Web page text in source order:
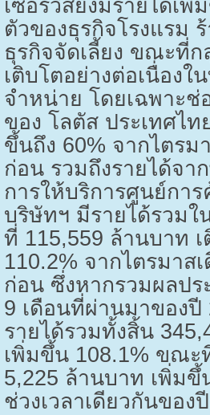
เซอร์วิสยังมีรายได้เ
ตัวของธุรกิจโรงแรม
ธุรกิจจัดเลี้ยง ขณะที่
เติบโตอย่างต่อเนื่องใ
จำหน่าย โดยเฉพาะช่
ของ โลตัส ประเทศไท
ขึ้นถึง 60% จากไตรม
ก่อน รวมถึงรายได้จา
การให้บริการศูนย์การ
บริษัทฯ มีรายได้รวมใ
ที่ 115,559 ล้านบาท
110.2% จากไตรมาส
ก่อน ซึ่งหากรวมผลปร
9 เดือนที่ผ่านมาของปี
รายได้รวมทั้งสิ้น
เพิ่มขึ้น 108.1% ขณะ
5,225 ล้านบาท เพิ่มขึ้
ช่วงเวลาเดียวกันของ